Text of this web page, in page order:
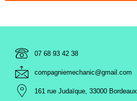
07 68 93 42 38
compagniemechanic@gmail.com
161 rue Judaïque, 33000 Bordeaux​